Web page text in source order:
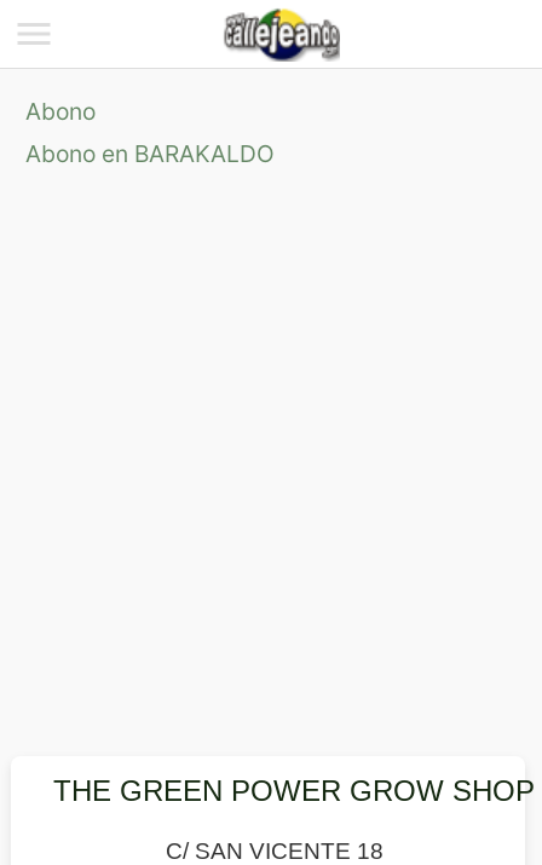
Abono
Abono en BARAKALDO
THE GREEN POWER GROW SHOP
C/ SAN VICENTE 18